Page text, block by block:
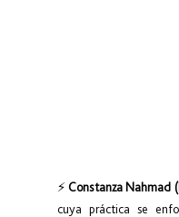
⚡ Constanza Nahmad
cuya práctica se